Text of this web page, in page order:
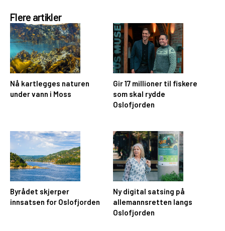
Flere artikler
Nå kartlegges naturen
under vann i Moss
Gir 17 millioner til fiskere
som skal rydde
Oslofjorden
Byrådet skjerper
innsatsen for Oslofjorden
Ny digital satsing på
allemannsretten langs
Oslofjorden